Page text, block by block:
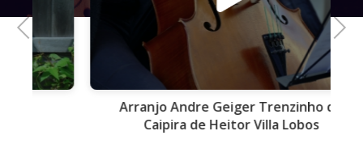
Previous
Arranjo Andre Geiger Trenzinho do
Caipira de Heitor Villa Lobos
Next